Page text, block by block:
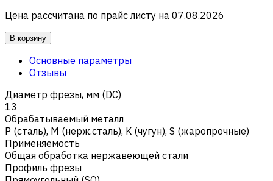
Цена рассчитана по прайс листу на 07.08.2026
В корзину
Основные параметры
Отзывы
Диаметр фрезы, мм (DC)
13
Обрабатываемый металл
Р (сталь), M (нерж.сталь), K (чугун), S (жаропрочные)
Применяемость
Общая обработка нержавеющей стали
Профиль фрезы